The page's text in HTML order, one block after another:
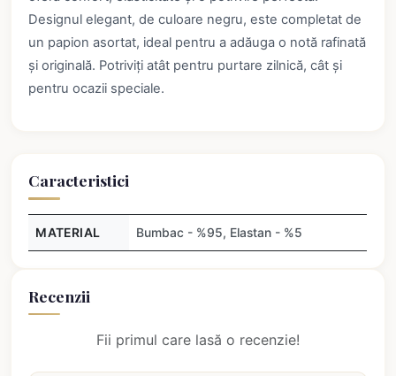
Designul elegant, de culoare negru, este completat de
un papion asortat, ideal pentru a adăuga o notă rafinată
și originală. Potriviți atât pentru purtare zilnică, cât și
pentru ocazii speciale.
Caracteristici
MATERIAL Bumbac - %95, Elastan - %5
Recenzii
Fii primul care lasă o recenzie!